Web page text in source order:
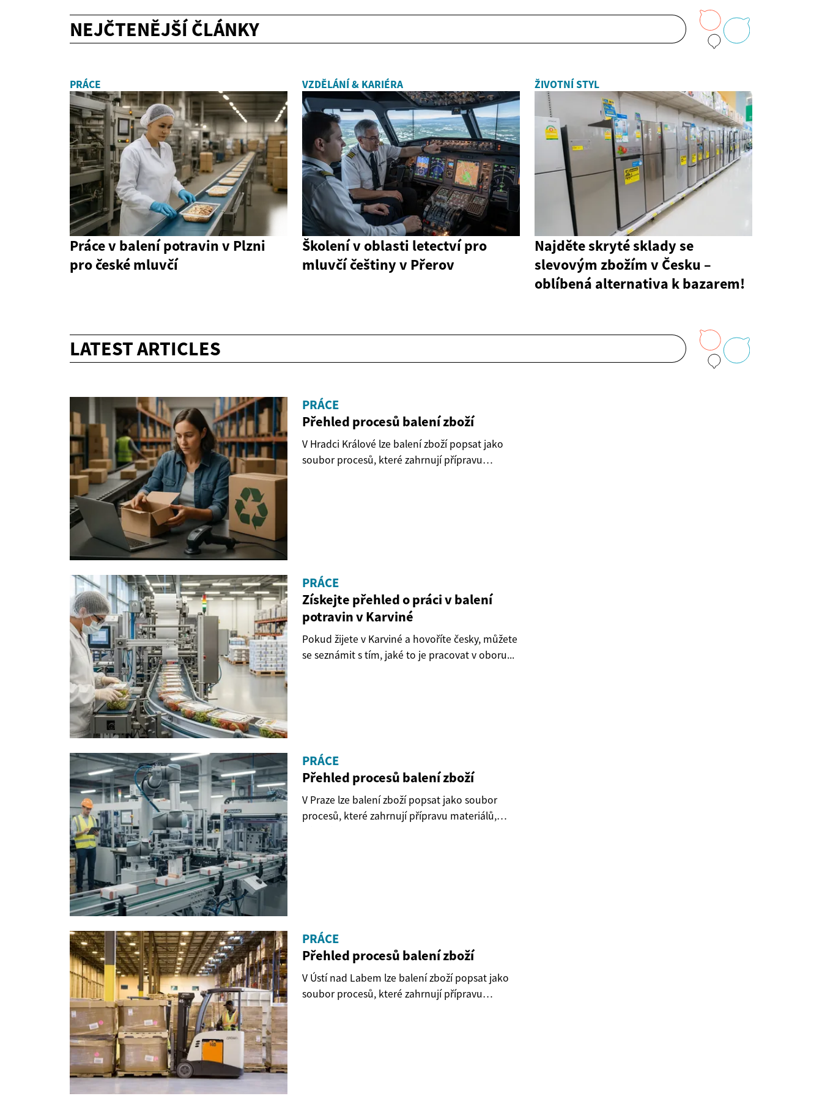
NEJČTENĚJŠÍ ČLÁNKY
PRÁCE
Práce v balení potravin v Plzni
pro české mluvčí
VZDĚLÁNÍ & KARIÉRA
Školení v oblasti letectví pro
mluvčí češtiny v Přerov
ŽIVOTNÍ STYL
Najděte skryté sklady se
slevovým zbožím v Česku –
oblíbená alternativa k bazarem!
LATEST ARTICLES
PRÁCE
Přehled procesů balení zboží
V Hradci Králové lze balení zboží popsat jako
soubor procesů, které zahrnují přípravu
PRÁCE
Získejte přehled o práci v balení
potravin v Karviné
Pokud žijete v Karviné a hovoříte česky, můžete
se seznámit s tím, jaké to je pracovat v oboru...
PRÁCE
Přehled procesů balení zboží
V Praze lze balení zboží popsat jako soubor
procesů, které zahrnují přípravu materiálů,
PRÁCE
Přehled procesů balení zboží
V Ústí nad Labem lze balení zboží popsat jako
soubor procesů, které zahrnují přípravu